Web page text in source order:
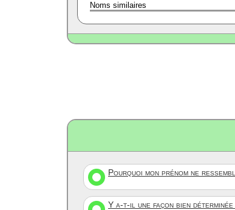
Noms similaires
Pourquoi mon prénom ne
Y a-t-il une façon bien